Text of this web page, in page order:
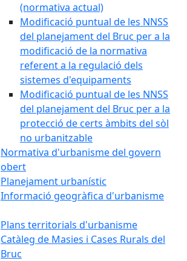
(normativa actual)
Modificació puntual de les NNSS
del planejament del Bruc per a la
modificació de la normativa
referent a la regulació dels
sistemes d'equipaments
Modificació puntual de les NNSS
del planejament del Bruc per a la
protecció de certs àmbits del sòl
no urbanitzable
Normativa d'urbanisme del govern
obert
Planejament urbanístic
Informació geogràfica d'urbanisme
Plans territorials d'urbanisme
Catàleg de Masies i Cases Rurals del
Bruc